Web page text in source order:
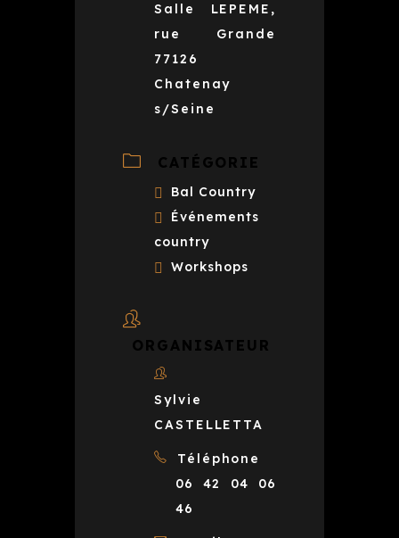
Salle LEPEME,
rue Grande
77126
Chatenay
s/Seine
CATÉGORIE
Bal Country
Événements
country
Workshops
ORGANISATEUR
Sylvie
CASTELLETTA
Téléphone
06 42 04 06
46